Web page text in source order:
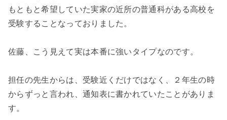
もともと希望していた実家の近所の普通科がある高校を
受験することなっておりました。
佐藤、こう見えて実は本番に強いタイプなのです。
担任の先生からは、受験近くだけではなく、２年生の時
からずっと言われ、通知表に書かれていたことがありま
す。